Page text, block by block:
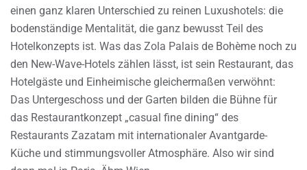
einen ganz klaren Unterschied zu reinen Luxushotels: die
bodenständige Mentalität, die ganz bewusst Teil des
Hotelkonzepts ist. Was das Zola Palais de Bohème noch zu
den New-Wave-Hotels zählen lässt, ist sein Restaurant, das
Hotelgäste und Einheimische gleichermaßen verwöhnt:
Das Untergeschoss und der Garten bilden die Bühne für
das Restaurantkonzept „casual fine dining“ des
Restaurants Zazatam mit internationaler Avantgarde-
Küche und stimmungsvoller Atmosphäre. Also wir sind